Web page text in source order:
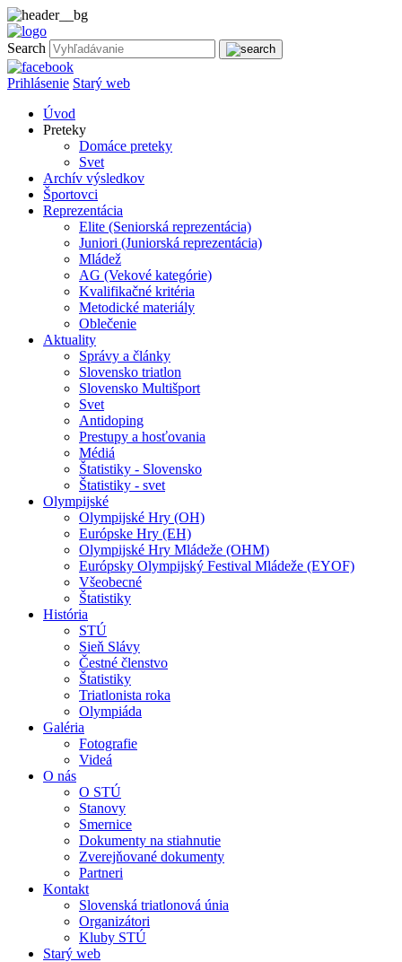
Search
Prihlásenie Starý web
Úvod
Preteky
Domáce preteky
Svet
Archív výsledkov
Športovci
Reprezentácia
Elite (Seniorská reprezentácia)
Juniori (Juniorská reprezentácia)
Mládež
AG (Vekové kategórie)
Kvalifikačné kritéria
Metodické materiály
Oblečenie
Aktuality
Správy a články
Slovensko triatlon
Slovensko Multišport
Svet
Antidoping
Prestupy a hosťovania
Médiá
Štatistiky - Slovensko
Štatistiky - svet
Olympijské
Olympijské Hry (OH)
Európske Hry (EH)
Olympijské Hry Mládeže (OHM)
Európsky Olympijský Festival Mládeže (EYOF)
Všeobecné
Štatistiky
História
STÚ
Sieň Slávy
Čestné členstvo
Štatistiky
Triatlonista roka
Olympiáda
Galéria
Fotografie
Videá
O nás
O STÚ
Stanovy
Smernice
Dokumenty na stiahnutie
Zverejňované dokumenty
Partneri
Kontakt
Slovenská triatlonová únia
Organizátori
Kluby STÚ
Starý web